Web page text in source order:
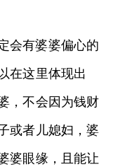
会有婆婆偏心的
在这里体现出
，不会因为钱财
或者儿媳妇，婆
婆眼缘，且能让